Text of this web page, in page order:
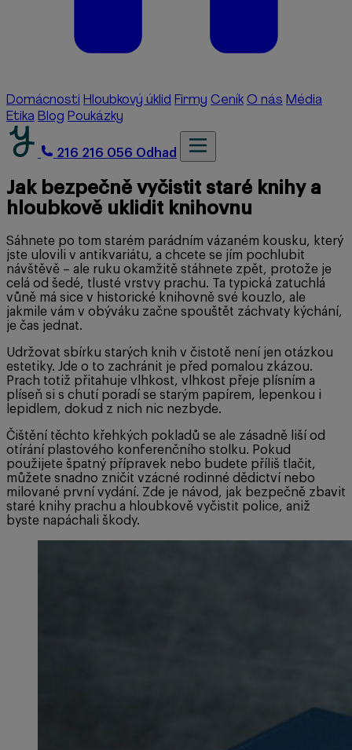
Domácnosti Hloubkový úklid Firmy Ceník O nás Média
Etika Blog Poukázky
216 216 056 Odhad
Jak bezpečně vyčistit staré knihy a
hloubkově uklidit knihovnu
Sáhnete po tom starém parádním vázaném kousku, který
jste ulovili v antikvariátu, a chcete se jím pochlubit
návštěvě – ale ruku okamžitě stáhnete zpět, protože je
celá od šedé, tlusté vrstvy prachu. Ta typická zatuchlá
vůně má sice v historické knihovně své kouzlo, ale
jakmile vám v obýváku začne spouštět záchvaty kýchání,
je čas jednat.
Udržovat sbírku starých knih v čistotě není jen otázkou
estetiky. Jde o to zachránit je před pomalou zkázou.
Prach totiž přitahuje vlhkost, vlhkost přeje plísním a
plíseň si s chutí poradí se starým papírem, lepenkou i
lepidlem, dokud z nich nic nezbyde.
Čištění těchto křehkých pokladů se ale zásadně liší od
otírání plastového konferenčního stolku. Pokud
použijete špatný přípravek nebo budete příliš tlačit,
můžete snadno zničit vzácné rodinné dědictví nebo
milované první vydání. Zde je návod, jak bezpečně zbavit
staré knihy prachu a hloubkově vyčistit police, aniž
byste napáchali škody.